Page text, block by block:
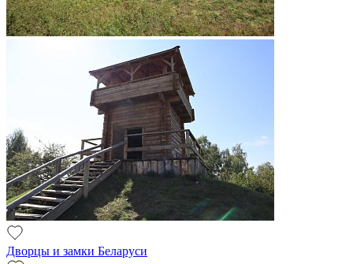
Дворцы и замки Беларуси